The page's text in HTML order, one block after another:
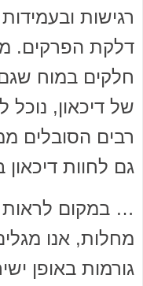
רגישות
דלקת הפרקים.
חלקים במוח
של דיכאון, נוכל
רבים הסובלים
גם לחוות
… במקום לראות
מחלות, אנו
גורמות באופן